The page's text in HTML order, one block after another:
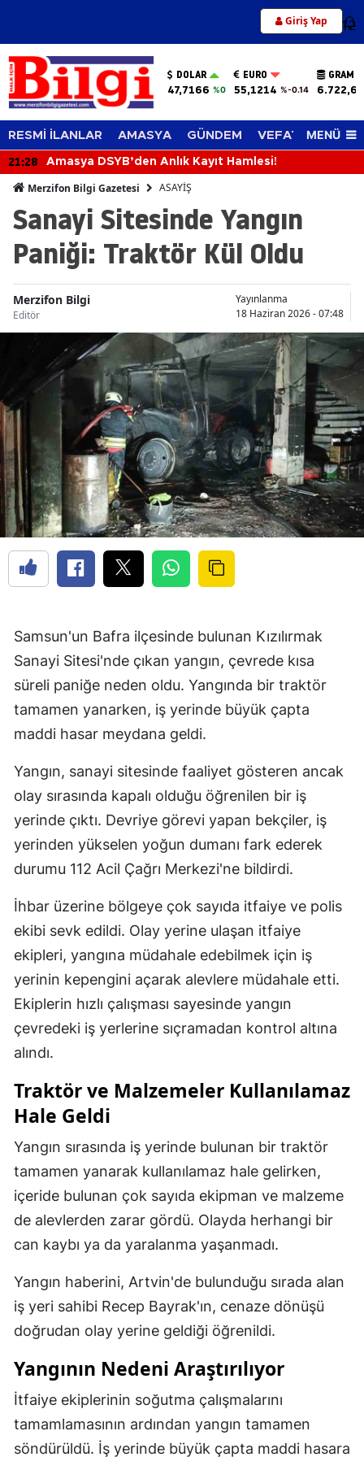
Giriş Yap 12
DOLAR
47,7166 %0
EURO
55,1214 %-0.14
GRAM
6.722,65
RESMİ İLANLAR AMASYA GÜNDEM VEFAT EDENLER
MENÜ
21:28 Amasya DSYB’den Anlık Kayıt Hamlesi!
Merzifon Bilgi Gazetesi ASAYİŞ
Sanayi Sitesinde Yangın
Paniği: Traktör Kül Oldu
Merzifon Bilgi
Editör
Yayınlanma
18 Haziran 2026 - 07:48
Samsun'un Bafra ilçesinde bulunan Kızılırmak
Sanayi Sitesi'nde çıkan yangın, çevrede kısa
süreli paniğe neden oldu. Yangında bir traktör
tamamen yanarken, iş yerinde büyük çapta
maddi hasar meydana geldi.
Yangın, sanayi sitesinde faaliyet gösteren ancak
olay sırasında kapalı olduğu öğrenilen bir iş
yerinde çıktı. Devriye görevi yapan bekçiler, iş
yerinden yükselen yoğun dumanı fark ederek
durumu 112 Acil Çağrı Merkezi'ne bildirdi.
İhbar üzerine bölgeye çok sayıda itfaiye ve polis
ekibi sevk edildi. Olay yerine ulaşan itfaiye
ekipleri, yangına müdahale edebilmek için iş
yerinin kepengini açarak alevlere müdahale etti.
Ekiplerin hızlı çalışması sayesinde yangın
çevredeki iş yerlerine sıçramadan kontrol altına
alındı.
Traktör ve Malzemeler Kullanılamaz
Hale Geldi
Yangın sırasında iş yerinde bulunan bir traktör
tamamen yanarak kullanılamaz hale gelirken,
içeride bulunan çok sayıda ekipman ve malzeme
de alevlerden zarar gördü. Olayda herhangi bir
can kaybı ya da yaralanma yaşanmadı.
Yangın haberini, Artvin'de bulunduğu sırada alan
iş yeri sahibi Recep Bayrak'ın, cenaze dönüşü
doğrudan olay yerine geldiği öğrenildi.
Yangının Nedeni Araştırılıyor
İtfaiye ekiplerinin soğutma çalışmalarını
tamamlamasının ardından yangın tamamen
söndürüldü. İş yerinde büyük çapta maddi hasara